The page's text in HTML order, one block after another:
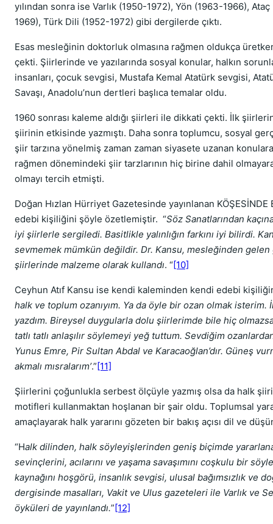
yılından sonra ise Varlık (1950-1972), Yön (1963-1966),
1969), Türk Dili (1952-1972) gibi dergilerde çıktı.
Esas mesleğinin doktorluk olmasına rağmen oldukça
çekti. Şiirlerinde ve yazılarında sosyal konular, halkın
insanları, çocuk sevgisi, Mustafa Kemal Atatürk sevgisi,
Savaşı, Anadolu’nun dertleri başlıca temalar oldu.
1960 sonrası kaleme aldığı şiirleri ile dikkati çekti. İlk
şiirinin etkisinde yazmıştı. Daha sonra toplumcu, sosyal
şiir tarzına yönelmiş zaman zaman siyasete uzanan
rağmen dönemindeki şiir tarzlarının hiç birine dahil
olmayı tercih etmişti.
Doğan Hızlan Hürriyet Gazetesinde yayınlanan KÖŞESİNDE
edebi kişiliğini şöyle özetlemiştir. “Söz Sanatlarından
iyi şiirlerle sergiledi. Basitlikle yalınlığın farkını iyi bilirdi.
sevmemek mümkün değildir. Dr. Kansu, mesleğinden gelen
şiirlerinde malzeme olarak kullandı. “[10]
Ceyhun Atıf Kansu ise kendi kaleminden kendi edebi
halk ve toplum ozanıyım. Ya da öyle bir ozan olmak isterim.
yazdım. Bireysel duygularla dolu şiirlerimde bile hiç
tatlı tatlı anlaşılır söylemeyi yeğ tuttum. Sevdiğim
Yunus Emre, Pir Sultan Abdal ve Karacaoğlan’dır. Güneş
akmalı mısralarım’.”[11]
Şiirlerini çoğunlukla serbest ölçüyle yazmış olsa da halk
motifleri kullanmaktan hoşlanan bir şair oldu. Toplumsal
amaçlayarak halk yararını gözeten bir bakış açısı dil ve
“Halk dilinden, halk söyleyişlerinden geniş biçimde
sevinçlerini, acılarını ve yaşama savaşımını coşkulu bir
kaynağını hoşgörü, insanlık sevgisi, ulusal bağımsızlık ve
dergisinde masalları, Vakit ve Ulus gazeteleri ile Varlık ve
öyküleri de yayınlandı.”[12]